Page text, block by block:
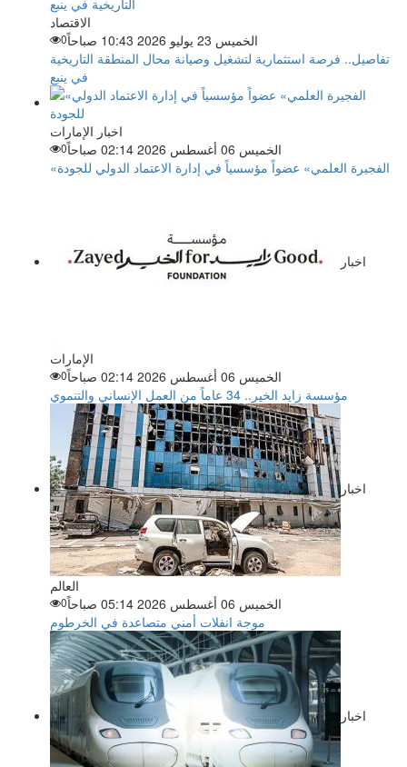
الاقتصاد
الخميس 23 يوليو 2026 10:43 صباحاً
0
تفاصيل.. فرصة استثمارية لتشغيل وصيانة محال المنطقة التاريخية
في ينبع
اخبار الإمارات
الخميس 06 أغسطس 2026 02:14 صباحاً
0
«الفجيرة العلمي» عضواً مؤسسياً في إدارة الاعتماد الدولي للجودة
اخبار
الإمارات
الخميس 06 أغسطس 2026 02:14 صباحاً
0
مؤسسة زايد الخير.. 34 عاماً من العمل الإنساني والتنموي
اخبار
العالم
الخميس 06 أغسطس 2026 05:14 صباحاً
0
موجة انفلات أمني متصاعدة في الخرطوم
اخبار